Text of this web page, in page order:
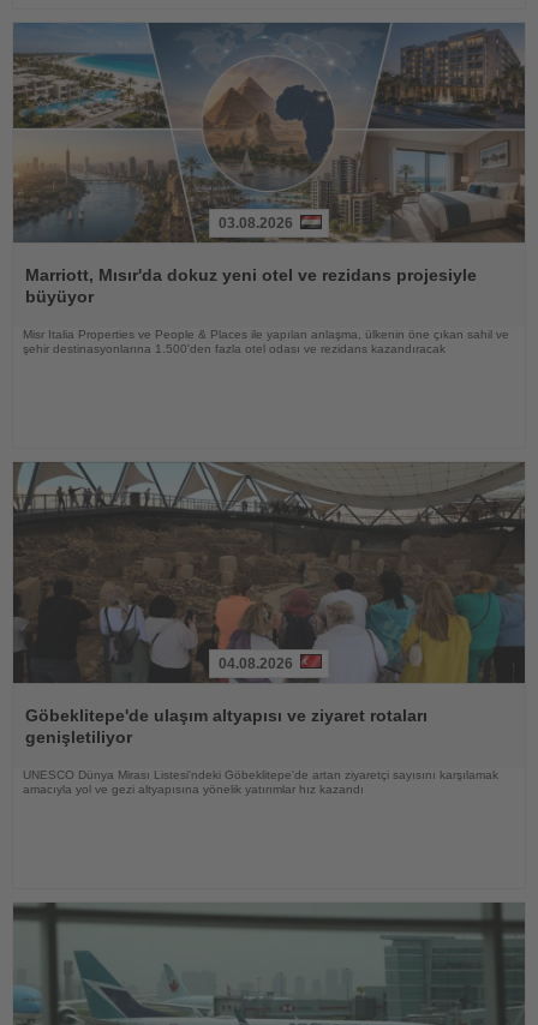
Oku
03.08.2026
Marriott, Mısır'da dokuz yeni otel ve rezidans projesiyle
büyüyor
Misr Italia Properties ve People & Places ile yapılan anlaşma, ülkenin öne çıkan sahil ve
şehir destinasyonlarına 1.500'den fazla otel odası ve rezidans kazandıracak
Oku
04.08.2026
Göbeklitepe'de ulaşım altyapısı ve ziyaret rotaları
genişletiliyor
UNESCO Dünya Mirası Listesi'ndeki Göbeklitepe'de artan ziyaretçi sayısını karşılamak
amacıyla yol ve gezi altyapısına yönelik yatırımlar hız kazandı